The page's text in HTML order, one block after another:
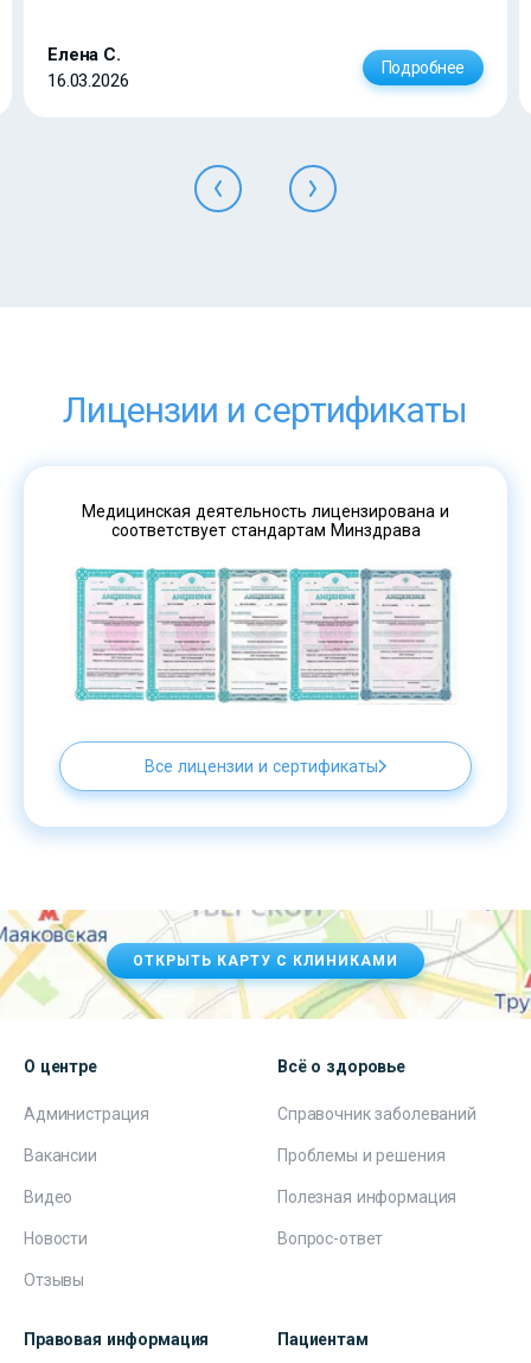
Елена С.
16.03.2026
Подробнее
Лицензии и сертификаты
Медицинская деятельность лицензирована и
соответствует стандартам Минздрава
Все лицензии и сертификаты
ОТКРЫТЬ КАРТУ С КЛИНИКАМИ
О центре
Администрация
Вакансии
Видео
Новости
Отзывы
Всё о здоровье
Справочник заболеваний
Проблемы и решения
Полезная информация
Вопрос-ответ
Правовая информация Пациентам